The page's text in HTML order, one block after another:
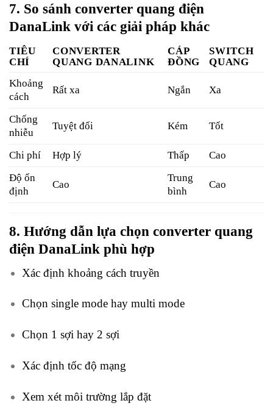
7. So sánh converter quang điện
DanaLink với các giải pháp khác
TIÊU
CHÍ
CONVERTER
QUANG DANALINK
CÁP
ĐỒNG
SWITCH
QUANG
Khoảng
cách
Rất xa Ngắn Xa
Chống
nhiễu
Tuyệt đối Kém Tốt
Chi phí Hợp lý Thấp
Cao
Độ ổn
định
Cao
Trung
bình
Cao
8. Hướng dẫn lựa chọn converter quang
điện DanaLink phù hợp
Xác định khoảng cách truyền
Chọn single mode hay multi mode
Chọn 1 sợi hay 2 sợi
Xác định tốc độ mạng
Xem xét môi trường lắp đặt